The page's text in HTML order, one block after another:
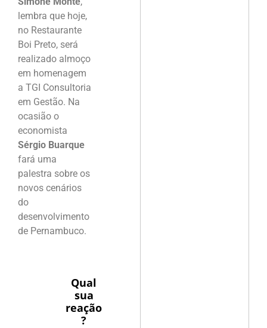
lembra que hoje,
no Restaurante
Boi Preto, será
realizado almoço
em homenagem
a TGI Consultoria
em Gestão. Na
ocasião o
economista
Sérgio Buarque
fará uma
palestra sobre os
novos cenários
do
desenvolvimento
de Pernambuco.
Qual
sua
reação
?